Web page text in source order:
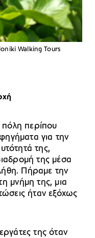
Walking Tours
πόλη περίπου
για την
της,
της μέσα
Πήραμε την
μνήμη της, μια
ήταν εξόχως
της όταν